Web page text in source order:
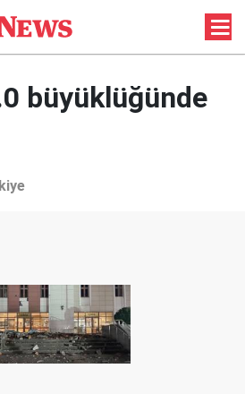
büyüklüğünde